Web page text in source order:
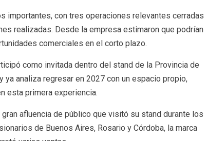
importantes, con tres operaciones relevantes cerradas
realizadas. Desde la empresa estimaron que podrían
comerciales en el corto plazo.
como invitada dentro del stand de la Provincia de
analiza regresar en 2027 con un espacio propio,
esta primera experiencia.
afluencia de público que visitó su stand durante los
de Buenos Aires, Rosario y Córdoba, la marca